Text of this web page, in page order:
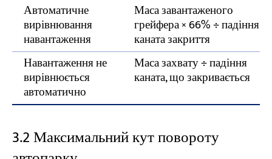
Автоматичне
вирівнювання
навантаження
Маса завантаженого
грейфера × 66% ÷ падіння
каната закриття
Навантаження не
вирівнюється
автоматично
Маса захвату ÷ падіння
каната, що закривається
3.2 Максимальний кут повороту